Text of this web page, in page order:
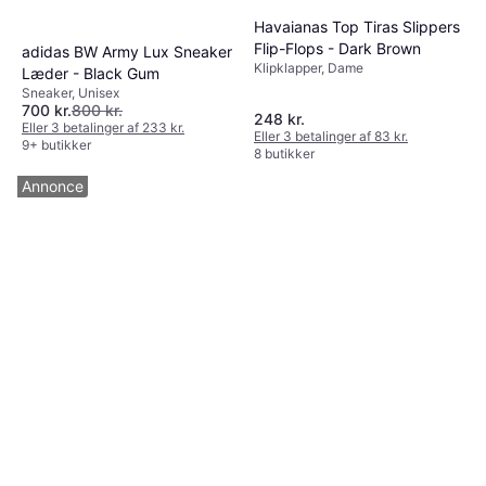
adidas BW Army Lux Sneaker
Læder - Black Gum
Sneaker, Unisex
700 kr.800 kr.
Eller 3 betalinger af 233 kr.
9+ butikker
Havaianas Top Tiras Slippers
Flip-Flops - Dark Brown
Klipklapper, Dame
248 kr.
Eller 3 betalinger af 83 kr.
8 butikker
Annonce